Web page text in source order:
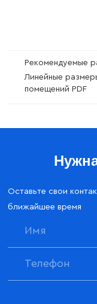
Рекомендуемые
Линейные
помещений PDF
Оставьте свои
ближайшее время